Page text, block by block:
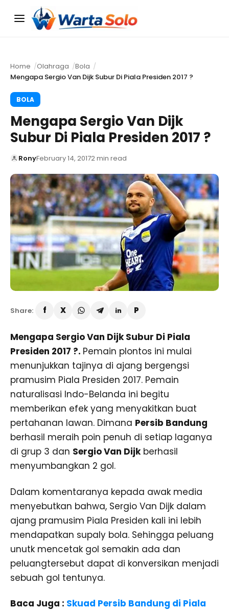
Menu
Home Olahraga
Bola
Mengapa Sergio Van Dijk Subur Di Piala Presiden 2017 ?
BOLA
Mengapa Sergio Van Dijk
Subur Di Piala Presiden 2017 ?
RonyFebruary 14, 20172 min read
Share:
Mengapa Sergio Van Dijk Subur Di Piala
Presiden 2017 ?. Pemain plontos ini mulai
menunjukkan tajinya di ajang bergengsi
pramusim Piala Presiden 2017. Pemain
naturalisasi Indo-Belanda ini begitu
memberikan efek yang menyakitkan buat
pertahanan lawan. Dimana Persib Bandung
berhasil meraih poin penuh di setiap laganya
di grup 3 dan Sergio Van Dijkberhasil
menyumbangkan 2 gol.
Dalam komentaranya kepada awak media
menyebutkan bahwa, Sergio Van Dijk dalam
ajang pramusim Piala Presiden kali ini lebih
mendapatkan supaly bola. Sehingga peluang
unutk mencetak gol semakin ada dan
peluangtersebut dapat di konversikan menjadi
sebuah gol tentunya.
Baca Juga : Skuad Persib Bandung di Piala